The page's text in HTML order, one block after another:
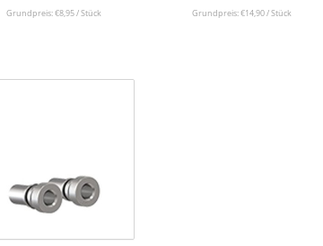
Grundpreis: €8,95 / Stück
Grundpreis: €14,90 / Stück